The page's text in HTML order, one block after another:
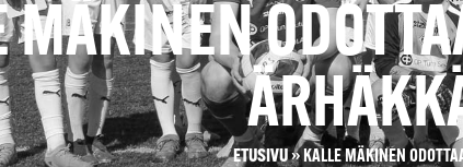
MÄKINEN
ETUSIVU» KALLE MÄKINEN